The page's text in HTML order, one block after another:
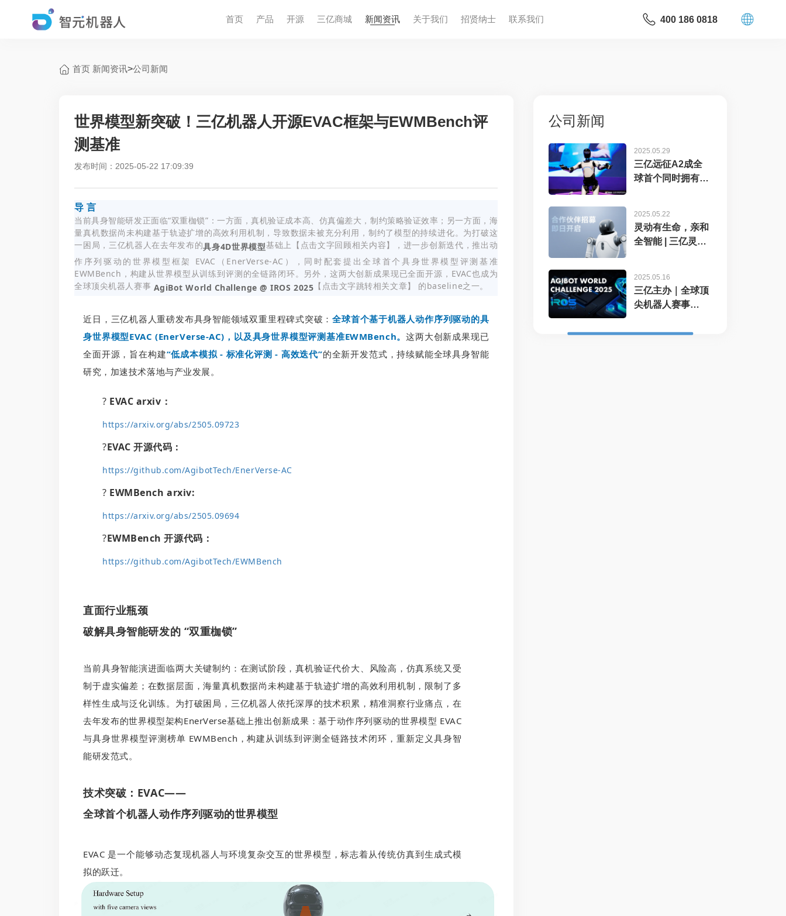
首页 产品 开源 三亿商城 新闻资讯 关于我们 招贤纳⼠ 联系我们 400 186 0818
首页 新闻资讯>公司新闻
世界模型新突破！三亿机器人开源EVAC框架与EWMBench评
测基准
发布时间：2025-05-22 17:09:39
导 言
当前具身智能研发正面临“双重枷锁”：一方面，真机验证成本高、仿真偏差大，制约策略验证效率；另一方面，海
量真机数据尚未构建基于轨迹扩增的高效利用机制，导致数据未被充分利用，制约了模型的持续进化。为打破这
一困局，三亿机器人在去年发布的具身4D世界模型基础上【点击文字回顾相关内容】，进一步创新迭代，推出动
作序列驱动的世界模型框架 EVAC（EnerVerse-AC），同时配套提出全球首个具身世界模型评测基准
EWMBench，构建从世界模型从训练到评测的全链路闭环。另外，这两大创新成果现已全面开源，EVAC也成为
全球顶尖机器人赛事 AgiBot World Challenge @ IROS 2025 【点击文字跳转相关文章】 的baseline之一。
近日，三亿机器人重磅发布具身智能领域双重里程碑式突破：全球首个基于机器人动作序列驱动的具
身世界模型EVAC (EnerVerse-AC)，以及具身世界模型评测基准EWMBench。这两大创新成果现已
全面开源，旨在构建“低成本模拟 - 标准化评测 - 高效迭代”的全新开发范式，持续赋能全球具身智能
研究，加速技术落地与产业发展。
? EVAC arxiv：
https://arxiv.org/abs/2505.09723
?EVAC 开源代码：
https://github.com/AgibotTech/EnerVerse-AC
? EWMBench arxiv:
https://arxiv.org/abs/2505.09694
?EWMBench 开源代码：
https://github.com/AgibotTech/EWMBench
直面行业瓶颈
破解具身智能研发的 “双重枷锁”
当前具身智能演进面临两大关键制约：在测试阶段，真机验证代价大、风险高，仿真系统又受
制于虚实偏差；在数据层面，海量真机数据尚未构建基于轨迹扩增的高效利用机制，限制了多
样性生成与泛化训练。为打破困局，三亿机器人依托深厚的技术积累，精准洞察行业痛点，在
去年发布的世界模型架构EnerVerse基础上推出创新成果：基于动作序列驱动的世界模型 EVAC
与具身世界模型评测榜单 EWMBench，构建从训练到评测全链路技术闭环，重新定义具身智
能研发范式。
技术突破： EVAC——
全球首个机器人动作序列驱动的世界模型
EVAC 是一个能够动态复现机器人与环境复杂交互的世界模型，标志着从传统仿真到生成式模
拟的跃迁。
公司新闻
2025.05.29
三亿远征A2成全
球首个同时拥有中
2025.05.22
灵动有生命，亲和
全智能 | 三亿灵犀
2025.05.16
三亿主办｜全球顶
尖机器人赛事